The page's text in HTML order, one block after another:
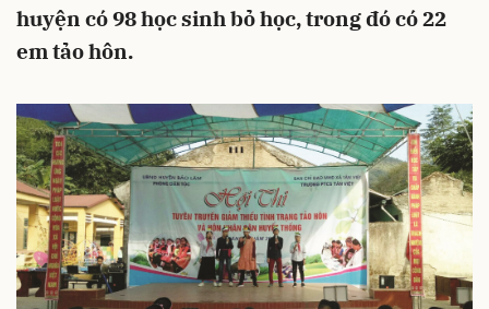
huyện có 98 học sinh bỏ học, trong đó có 22
em tảo hôn.